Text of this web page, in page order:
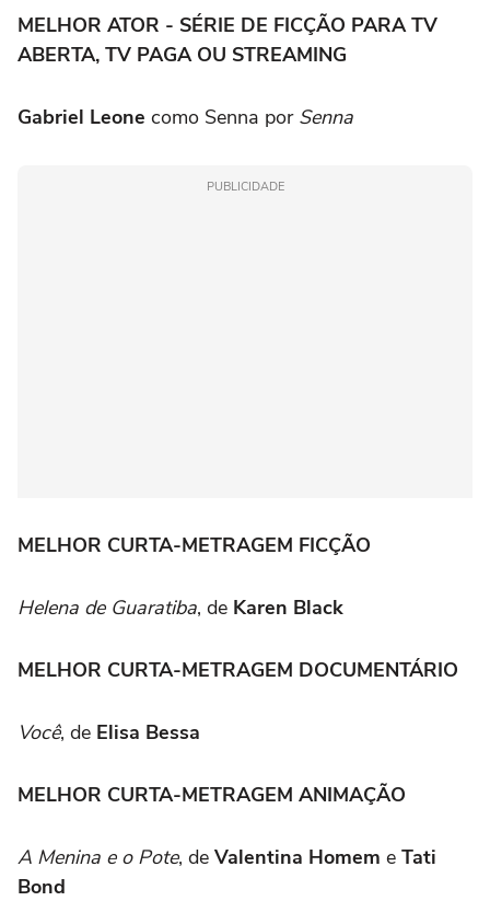
MELHOR ATOR - SÉRIE DE FICÇÃO PARA TV
ABERTA, TV PAGA OU STREAMING
Gabriel Leone como Senna por Senna
PUBLICIDADE
MELHOR CURTA-METRAGEM FICÇÃO
Helena de Guaratiba, de Karen Black
MELHOR CURTA-METRAGEM DOCUMENTÁRIO
Você, de Elisa Bessa
MELHOR CURTA-METRAGEM ANIMAÇÃO
A Menina e o Pote, de Valentina Homem e Tati
Bond